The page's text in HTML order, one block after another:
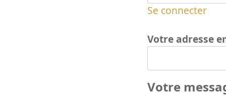
Se connecter
Votre adresse
Votre